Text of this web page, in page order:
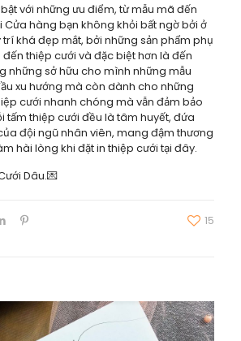
với những ưu điểm, từ mẫu mã đến
Cửa hàng bạn không khỏi bất ngờ bởi ở
khá đẹp mắt, bởi những sản phẩm phụ
thiệp cưới và đặc biệt hơn là đến
những sở hữu cho mình những mẫu
xu hướng mà còn dành cho những
cưới nhanh chóng mà vẫn đảm bảo
tấm thiệp cưới đều là tâm huyết, đứa
đội ngũ nhân viên, mang đậm thương
hài lòng khi đặt in thiệp cưới tại đây.
Dâu.💌
15